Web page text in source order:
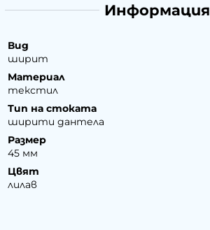
Информация
Вид
ширит
Материал
текстил
Тип на стоката
ширити дантела
Размер
45 мм
Цвят
лилав